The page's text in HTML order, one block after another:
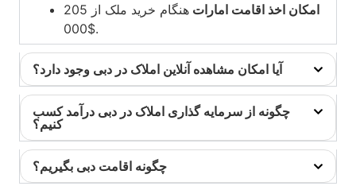
امکان اخذ اقامت امارات
هنگام خرید ملک از 205
000$.
آیا امکان مشاهده آنلاین املاک در دبی وجود دارد؟
چگونه از سرمایه گذاری املاک در دبی درآمد کسب
کنیم؟
چگونه اقامت دبی بگیریم؟